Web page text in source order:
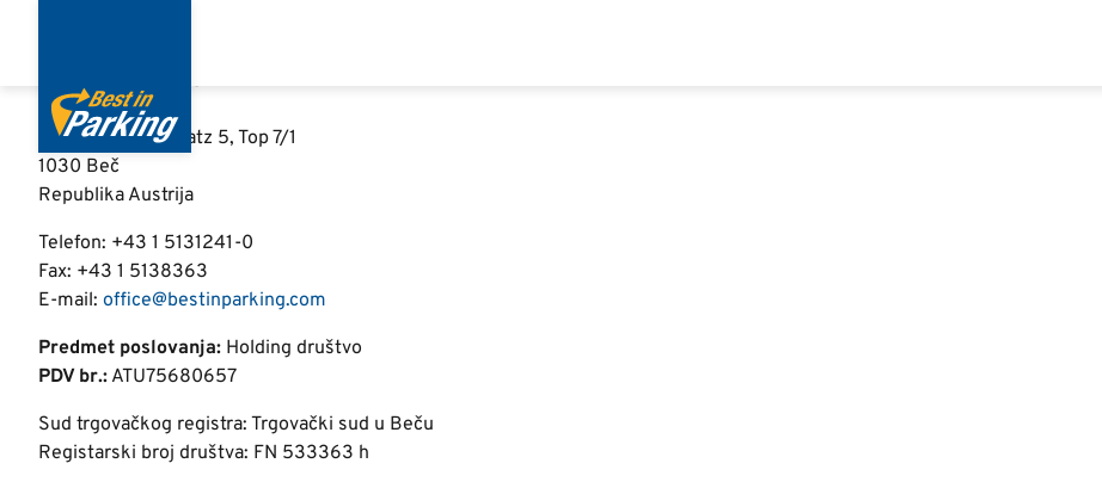
sadržaj
Best in Parking AG
Schwarzenbergplatz 5, Top 7/1
1030 Beč
Republika Austrija
Telefon: +43 1 5131241-0
Fax: +43 1 5138363
E-mail: office@bestinparking.com
Predmet poslovanja: Holding društvo
PDV br.: ATU75680657
Sud trgovačkog registra: Trgovački sud u Beču
Registarski broj društva: FN 533363 h